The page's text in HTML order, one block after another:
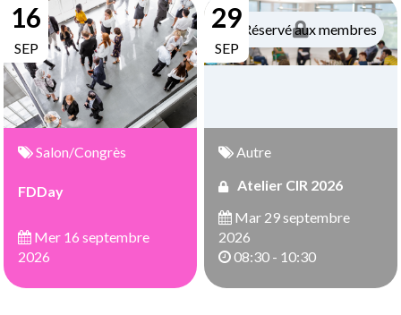
16
SEP
Salon/Congrès
FDDay
Mer 16 septembre
2026
29
SEP
Réservé aux membres
Autre
Atelier CIR 2026
Mar 29 septembre
2026
08:30 - 10:30